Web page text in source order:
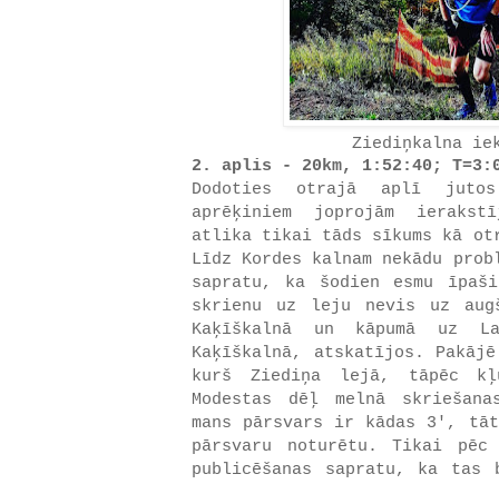
Ziediņkalna
2. aplis - 20km, 1:52:40;
Dodoties otrajā aplī
aprēķiniem joprojām
atlika tikai tāds sīkums kā
Līdz Kordes kalnam nekādu
sapratu, ka šodien esmu
skrienu uz leju nevis uz
Kaķīškalnā un kāpumā uz
Kaķīškalnā, atskatījos.
kurš Ziediņa lejā, tāpēc
Modestas dēļ melnā
mans pārsvars ir kādas 3',
pārsvaru noturētu. Tikai
publicēšanas sapratu, ka